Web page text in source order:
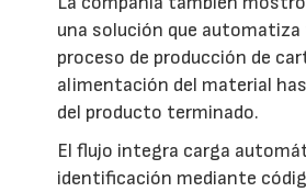
una solución que automatiza
proceso de producción de
alimentación del material
del producto terminado.
El flujo integra carga
identificación mediante